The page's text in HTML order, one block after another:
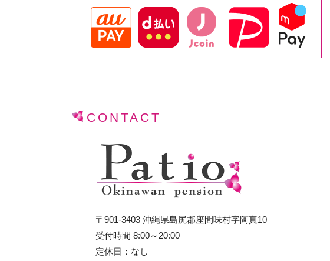
CONTACT
〒901-3403 沖縄県島尻郡座間味村字阿真10
受付時間 8:00～20:00
定休日：なし